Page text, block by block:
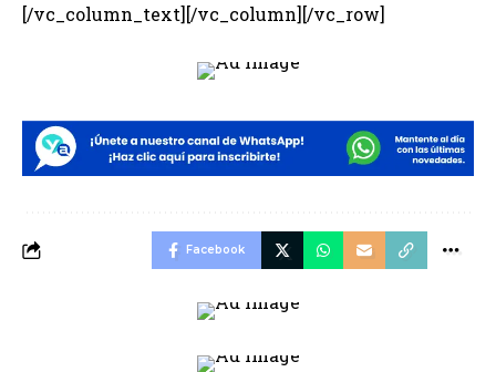
[/vc_column_text][/vc_column][/vc_row]
Facebook